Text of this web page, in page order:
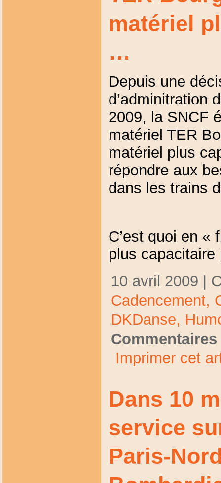
matériel
…
Depuis une
d’adminitration
2009, la SNCF
matériel TER
matériel plus
répondre aux
dans les trains
C’est quoi en «
plus
10 avril 2009 |
Cadencement,
DKDanse,
Imprimer cet
Dans 10
service
Paris-